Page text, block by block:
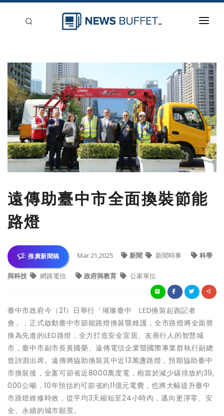
新聞稿分類
登入
刊登
遠傳助臺中市全面換裝節能
路燈
推廣新聞稿 Mar 21,2025 新聞 新聞時事 科學
與科技 網路電信 政府與教育 公家單位
臺中市政府今（21）日舉行「璀璨臺中 LED換裝起跑記者
會」，正式啟動臺中市節能路燈換裝暨維護，全市路燈將全面替
換為先進的LED路燈，全力打造安全宜居、友善行人的智慧城
市，臺中市副市長黃國榮、遠傳電信企業暨國際事業群執行副總
曾詩淵出席。遠傳將協助換裝其中近13萬盞路燈，預期協助臺中
市換裝後，全案可節省近8000萬度電，相當於減少碳排放約39,
000公噸，10年預估約可節省約11億元電費，也將大幅提升臺中
市路燈維修時效，從平均3天縮短至24小時內，邁向更淨零、安
全、永續的城市願景。